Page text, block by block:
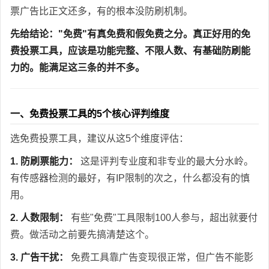
票广告比正文还多，有的根本没防刷机制。
先给结论："免费"有真免费和假免费之分。真正好用的免
费投票工具，应该是功能完整、不限人数、有基础防刷能
力的。能满足这三条的并不多。
一、免费投票工具的5个核心评判维度
选免费投票工具，建议从这5个维度评估：
1. 防刷票能力：
这是评判专业度和非专业的最大分水岭。
有传感器检测的最好，有IP限制的次之，什么都没有的慎
用。
2. 人数限制：
有些"免费"工具限制100人参与，超出就要付
费。做活动之前要先搞清楚这个。
3. 广告干扰：
免费工具靠广告变现很正常，但广告不能影